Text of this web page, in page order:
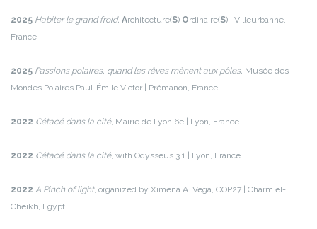
2025 Habiter le grand froid, Architecture(S) Ordinaire(S) | Villeurbanne,
France
2025 Passions polaires, quand les rêves mènent aux pôles, Musée des
Mondes Polaires Paul-Émile Victor | Prémanon, France
2022 Cétacé dans la cité, Mairie de Lyon 6e | Lyon, France
2022 Cétacé dans la cité, with Odysseus 3.1 | Lyon, France
2022 A Pinch of light, organized by Ximena A. Vega, COP27 | Charm el-
Cheikh, Egypt